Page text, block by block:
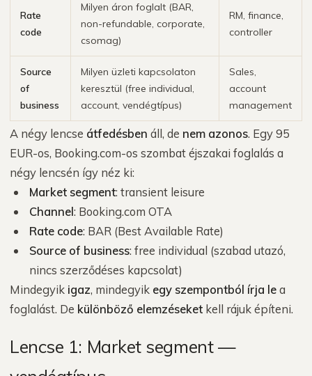
Rate
code
Milyen áron foglalt (BAR,
non-refundable, corporate,
csomag)
RM, finance,
controller
Source
of
business
Milyen üzleti kapcsolaton
keresztül (free individual,
account, vendégtípus)
Sales,
account
management
A négy lencse átfedésben áll, de nem azonos. Egy 95
EUR-os, Booking.com-os szombat éjszakai foglalás a
négy lencsén így néz ki:
Market segment: transient leisure
Channel: Booking.com OTA
Rate code: BAR (Best Available Rate)
Source of business: free individual (szabad utazó,
nincs szerződéses kapcsolat)
Mindegyik igaz, mindegyik egy szempontból írja lea
foglalást. De különböző elemzéseket kell rájuk építeni.
Lencse 1: Market segment —